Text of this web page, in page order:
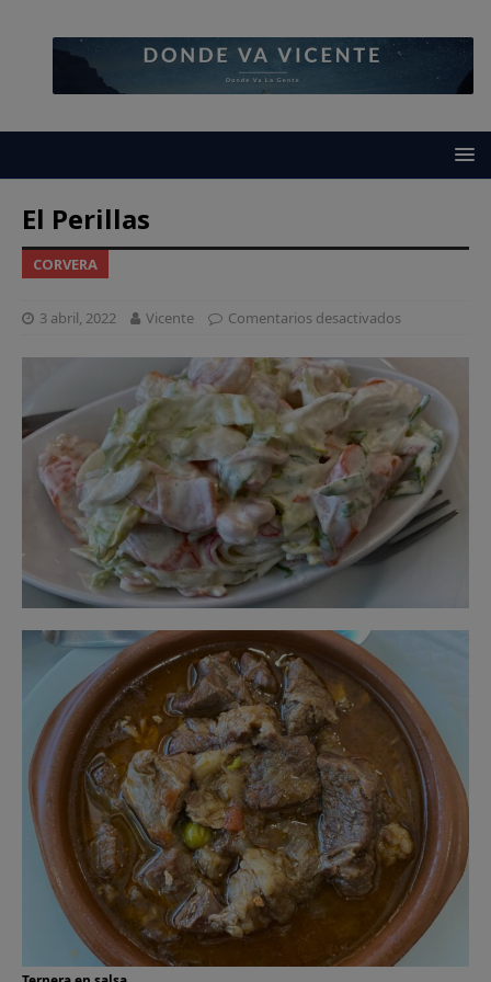
El Perillas
CORVERA
3 abril, 2022 Vicente Comentarios desactivados